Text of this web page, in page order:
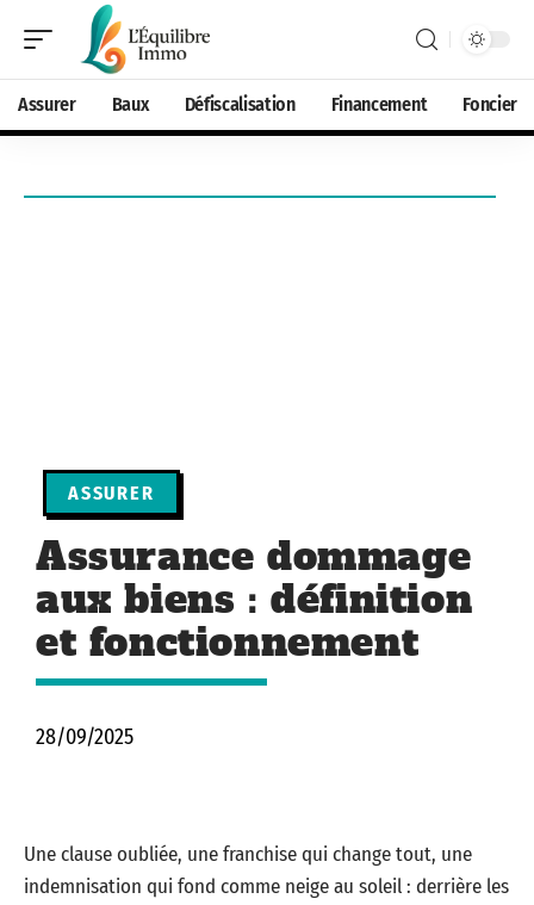
Assurer Baux Défiscalisation Financement Foncier
ASSURER
Assurance dommage
aux biens : définition
et fonctionnement
28/09/2025
Une clause oubliée, une franchise qui change tout, une
indemnisation qui fond comme neige au soleil : derrière les